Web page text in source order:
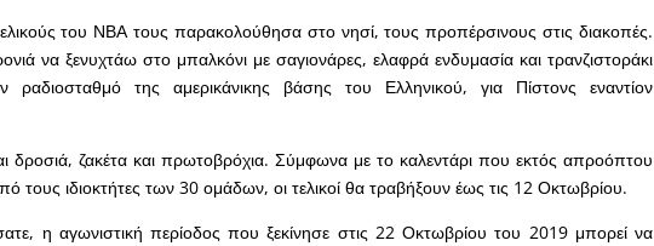
του ΝΒΑ τους παρακολούθησα στο νησί, τους προπέρσινους στις διακοπές.
να ξενυχτάω στο μπαλκόνι με σαγιονάρες, ελαφρά ενδυμασία και τρανζιστοράκι
ραδιοσταθμό της αμερικάνικης βάσης του Ελληνικού, για Πίστονς εναντίον
δροσιά, ζακέτα και πρωτοβρόχια. Σύμφωνα με το καλεντάρι που εκτός απροόπτου
τους ιδιοκτήτες των 30 ομάδων, οι τελικοί θα τραβήξουν έως τις 12 Οκτωβρίου.
η αγωνιστική περίοδος που ξεκίνησε στις 22 Οκτωβρίου του 2019 μπορεί να